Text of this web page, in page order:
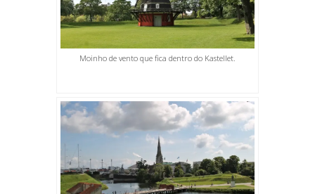
Moinho de vento que fica dentro do Kastellet.